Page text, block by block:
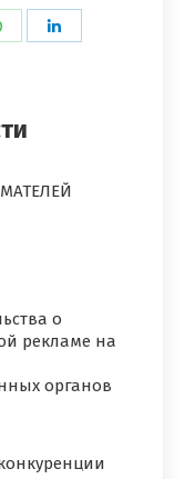
Поделиться
о
рекламе на
органов